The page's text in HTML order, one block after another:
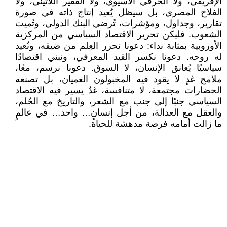
الفلاح المصري، بل سيظل يُعيد إنتاج ذاته في صورة
تقارير، وجداول، ومؤشرات، تُرضي البنك الدولي، وتُميت
الشعوب. فليكن تحرير الاقتصاد السياسي من المركزية
الأوروبية بمثابة نداء: دعونا نحرر العِلم من ضيقه، ونُعيد
له روحه. دعونا نكسر القيد المعرفي، ونبني اقتصادًا
سياسيًا يُعانق الإنسان، لا السوق. دعونا نرسم، معًا،
ملامح غدٍ لا يقود فيه المخبولون العميان، بل تصنعه
الحضارات مجتمعة، لا متنافسة، غدٌ يسير فيه الاقتصاد
السياسي جنبًا إلى جنب مع الشعر، والتاريخ مع الحُلم،
والعقل مع العدالة، من أجل إنسانٍ… واحد… في عالمٍ
ما زالت أمامه فرصة مدهشة للحياة.